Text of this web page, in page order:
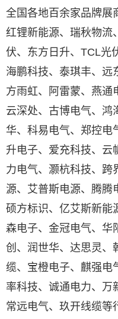
全国各地百余家品牌展
红锂新能源、瑞秋物流
伏、东方日升、TCL光
海鹏科技、泰琪丰、远
方雨虹、阿雷蒙、燕通
云深处、古博电气、鸿
华、科易电气、郑控电
升电子、爱充科技、云
力电气、灏杭科技、跨
源、艾普斯电源、腾腾
硕方标识、亿艾斯新能
森电子、金冠电气、华
创、润世华、达思灵、
缆、宝橙电子、麒强电
率科技、诚通电力、万
常远电气、玖开线缆等